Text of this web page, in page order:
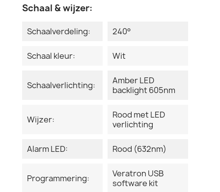
Schaal & wijzer:
Schaalverdeling: 240°
Schaal kleur: Wit
Schaalverlichting:
Amber LED
backlight 605nm
Wijzer:
Rood met LED
verlichting
Alarm LED: Rood (632nm)
Programmering:
Veratron USB
software kit